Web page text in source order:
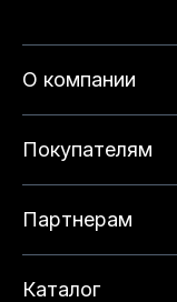
О компании
Покупателям
Партнерам
Каталог